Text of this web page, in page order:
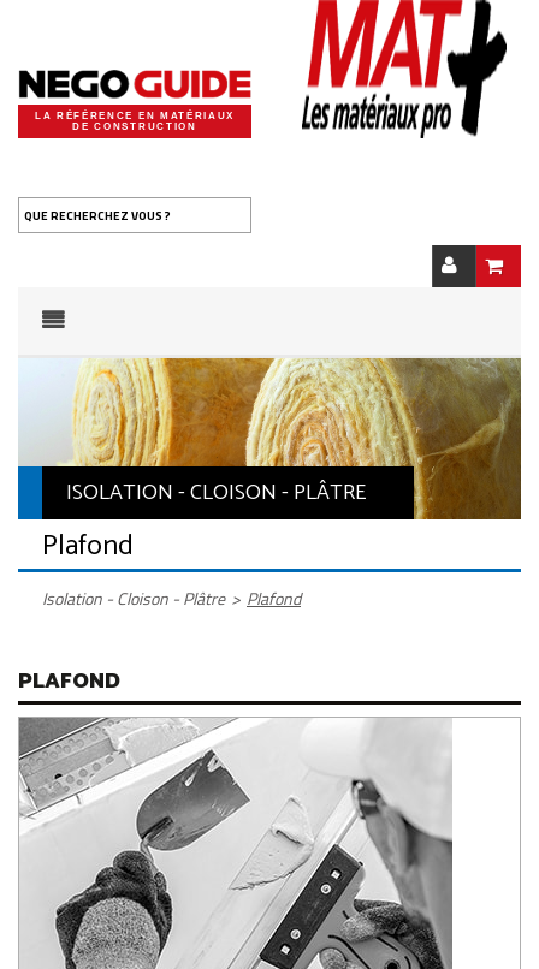
LA RÉFÉRENCE EN MATÉRIAUX
DE CONSTRUCTION
QUE RECHERCHEZ VOUS ?
ISOLATION - CLOISON - PLÂTRE
Plafond
Isolation - Cloison - Plâtre > Plafond
PLAFOND